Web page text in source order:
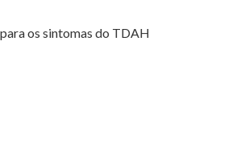
os sintomas do TDAH